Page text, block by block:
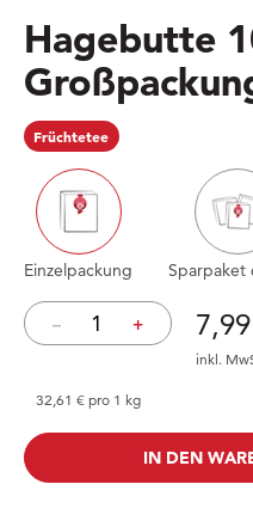
Hagebutte
Früchtetee
Einzelpackung Sparpaket
– +
inkl.
32,61 € pro 1 kg
IN DEN